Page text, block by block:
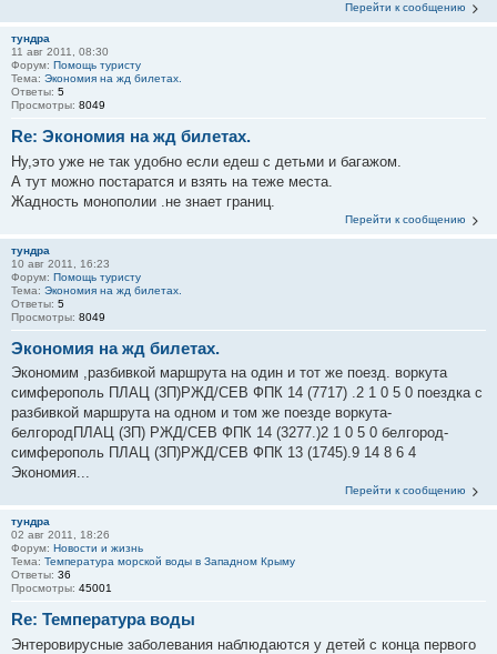
Перейти к сообщению
тундра
11 авг 2011, 08:30
Форум: Помощь туристу
Тема: Экономия на жд билетах.
Ответы: 5
Просмотры: 8049
Re: Экономия на жд билетах.
Ну,это уже не так удобно если едеш с детьми и багажом.
А тут можно постаратся и взять на теже места.
Жадность монополии .не знает границ.
Перейти к сообщению
тундра
10 авг 2011, 16:23
Форум: Помощь туристу
Тема: Экономия на жд билетах.
Ответы: 5
Просмотры: 8049
Экономия на жд билетах.
Экономим ,разбивкой маршрута на один и тот же поезд. воркута
симферополь ПЛАЦ (3П)РЖД/СЕВ ФПК 14 (7717) .2 1 0 5 0 поездка с
разбивкой маршрута на одном и том же поезде воркута-
белгородПЛАЦ (3П) РЖД/СЕВ ФПК 14 (3277.)2 1 0 5 0 белгород-
симферополь ПЛАЦ (3П)РЖД/СЕВ ФПК 13 (1745).9 14 8 6 4
Экономия...
Перейти к сообщению
тундра
02 авг 2011, 18:26
Форум: Новости и жизнь
Тема: Температура морской воды в Западном Крыму
Ответы: 36
Просмотры: 45001
Re: Температура воды
Энтеровирусные заболевания наблюдаются у детей с конца первого